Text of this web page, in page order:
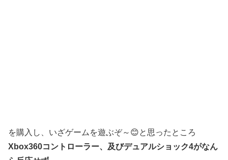
を購入し、いざゲームを遊ぶぞ～😊と思ったところ
Xbox360コントローラー、及びデュアルショック4がなん